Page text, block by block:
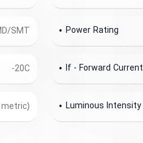
Power Rating
SMT
If - Forward Current
-20C
Luminous Intensity